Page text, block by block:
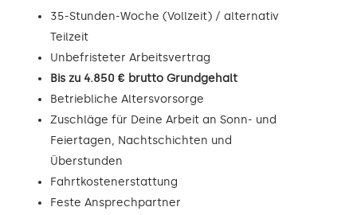
35-Stunden-Woche (Vollzeit) / alternativ
Teilzeit
Unbefristeter Arbeitsvertrag
Bis zu 4.850 € brutto Grundgehalt
Betriebliche Altersvorsorge
Zuschläge für Deine Arbeit an Sonn- und
Feiertagen, Nachtschichten und
Überstunden
Fahrtkostenerstattung
Feste Ansprechpartner